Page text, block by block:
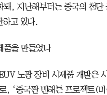
돼, 지난해부터는 중국의 첨단
하고 있다.
을 만들었나
노광 장비 시제품 개발은
, ‘중국판 맨해튼 프로젝트(